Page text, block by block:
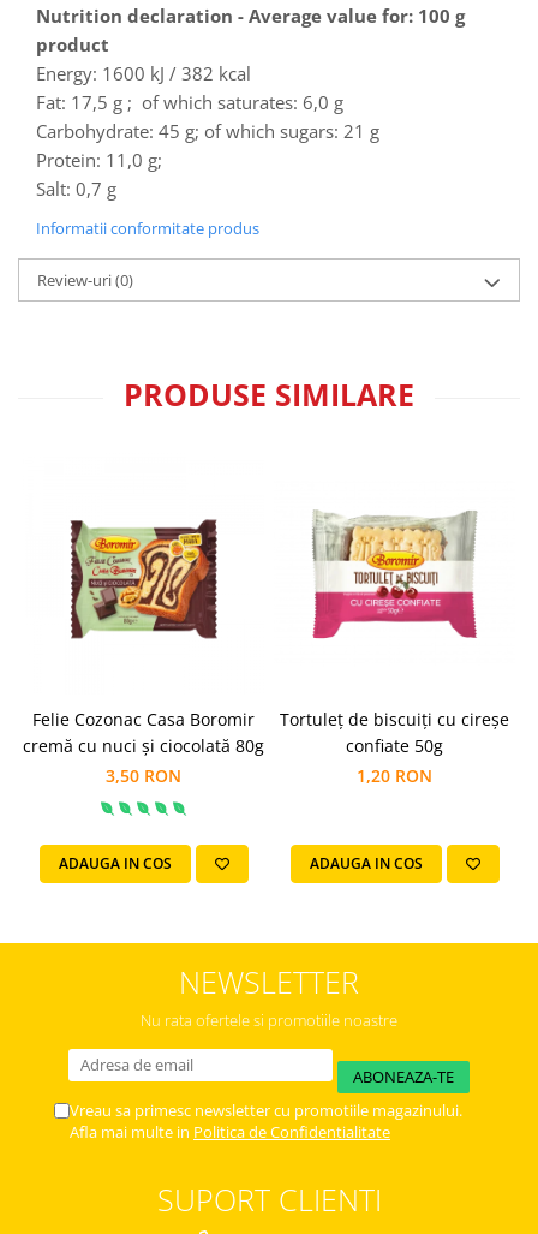
Nuga
Rahat
Nutrition declaration - Average value for: 100 g
product
Energy: 1600 kJ / 382 kcal
Fat: 17,5 g ; of which saturates: 6,0 g
Carbohydrate: 45 g; of which sugars: 21 g
Protein: 11,0 g;
Salt: 0,7 g
Informatii conformitate produs
Review-uri(0)
PRODUSE SIMILARE
Felie Cozonac Casa Boromir
cremă cu nuci și ciocolată 80g
3,50 RON
ADAUGA IN COS
Tortuleț de biscuiți cu cireșe
confiate 50g
1,20 RON
ADAUGA IN COS
NEWSLETTER
Nu rata ofertele si promotiile noastre
Vreau sa primesc newsletter cu promotiile magazinului.
Afla mai multe in Politica de Confidentialitate
SUPORT CLIENTI